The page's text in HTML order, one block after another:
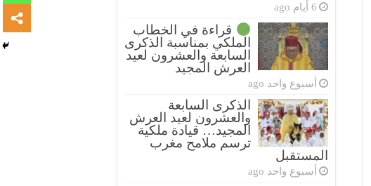
6 أيام ago
قراءة في الخطاب
الملكي بمناسبة الذكرى
السابعة والعشرون لعيد
العرش المجيد
أسبوع واحد ago
الذكرى السابعة
والعشرون لعيد العرش
المجيد… قيادة ملكية
ترسم ملامح مغرب
المستقبل
أسبوع واحد ago